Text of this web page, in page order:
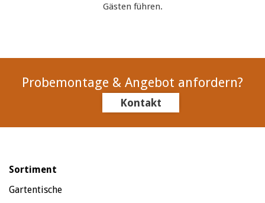
Gästen führen.
Probemontage & Angebot anfordern?
Kontakt
Sortiment
Gartentische